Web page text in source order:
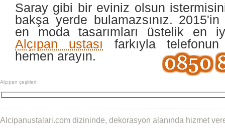
Saray gibi bir eviniz olsun
bakşa yerde bulamazsınız.
en moda tasarımları üstelik en
Alçıpan ustası farkıyla
hemen arayın.
Alçıpan çeşitleri;
Alcipanustalari.com dizininde, dekorasyon alanında hizmet